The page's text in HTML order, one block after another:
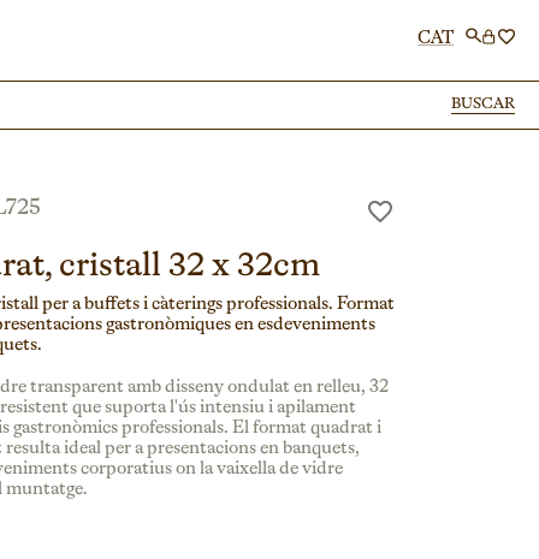
CAT
BUSCAR
BUSCAR
cristall 32 x 32cm
per a buffets i càterings professionals. Format
gastronòmiques en esdeveniments
transparent amb disseny ondulat en relleu, 32
que suporta l'ús intensiu i apilament
gastronòmics professionals. El format quadrat i
ideal per a presentacions en banquets,
corporatius on la vaixella de vidre
muntatge.